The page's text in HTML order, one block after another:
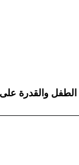
والقدرة على